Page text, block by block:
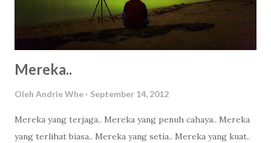
Mereka..
Oleh Andrie Whe September 14, 2012
Mereka yang terjaga.. Mereka yang penuh cahaya.. Mereka
yang terlihat biasa.. Mereka yang setia.. Mereka yang kuat..